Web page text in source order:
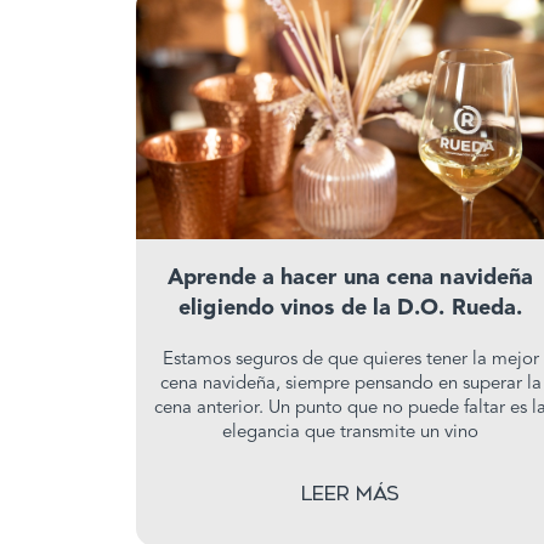
Aprende a hacer una cena navideña
eligiendo vinos de la D.O. Rueda.
Estamos seguros de que quieres tener la mejor
cena navideña, siempre pensando en superar la
cena anterior. Un punto que no puede faltar es
elegancia que transmite un vino
Leer más